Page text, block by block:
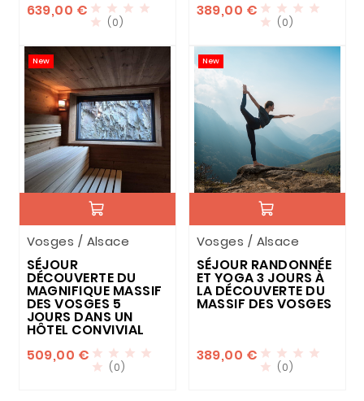
639,00 €    
 (0)
389,00 €    
 (0)
New
Vosges / Alsace
SÉJOUR
DÉCOUVERTE DU
MAGNIFIQUE MASSIF
DES VOSGES 5
JOURS DANS UN
HÔTEL CONVIVIAL
509,00 €    
 (0)
New
Vosges / Alsace
SÉJOUR RANDONNÉE
ET YOGA 3 JOURS À
LA DÉCOUVERTE DU
MASSIF DES VOSGES
389,00 €    
 (0)